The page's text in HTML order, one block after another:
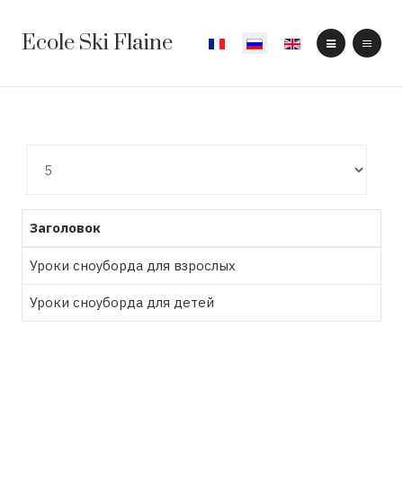
Ecole Ski Flaine Выберите язык
Заголовок
Уроки сноуборда для взрослых
Уроки сноуборда для детей